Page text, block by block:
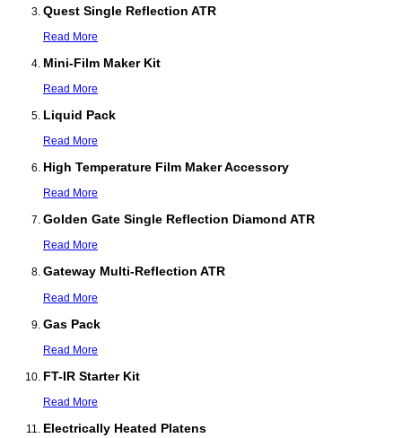
Quest Single Reflection ATR
Read More
Mini-Film Maker Kit
Read More
Liquid Pack
Read More
High Temperature Film Maker Accessory
Read More
Golden Gate Single Reflection Diamond ATR
Read More
Gateway Multi-Reflection ATR
Read More
Gas Pack
Read More
FT-IR Starter Kit
Read More
Electrically Heated Platens